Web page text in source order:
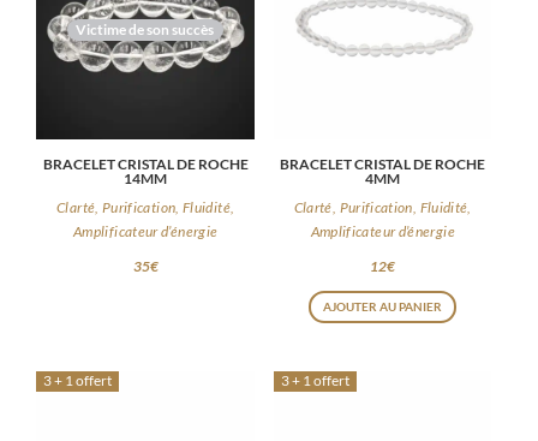
Victime de son succès
BRACELET CRISTAL DE ROCHE
14MM
Clarté, Purification, Fluidité,
Amplificateur d’énergie
35€
BRACELET CRISTAL DE ROCHE
4MM
Clarté, Purification, Fluidité,
Amplificateur d’énergie
12€
AJOUTER AU PANIER
3 + 1 offert 3 + 1 offert